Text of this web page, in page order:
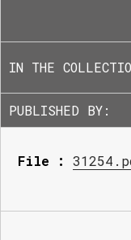
IN THE
PUBLISHED BY:
File :